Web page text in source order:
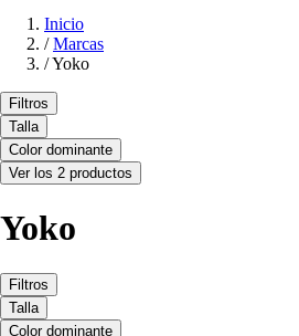
Inicio
/ Marcas
/Yoko
Filtros
Talla
Color dominante
Ver los 2 productos
Yoko
Filtros
Talla
Color dominante